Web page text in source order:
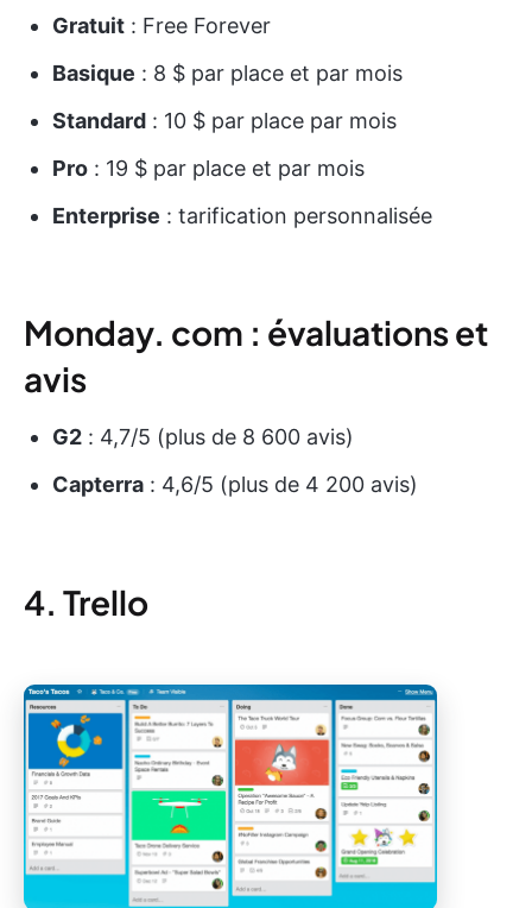
Gratuit : Free Forever
Basique : 8 $ par place et par mois
Standard : 10 $ par place par mois
Pro : 19 $ par place et par mois
Enterprise : tarification personnalisée
Monday. com : évaluations et
avis
G2 : 4,7/5 (plus de 8 600 avis)
Capterra : 4,6/5 (plus de 4 200 avis)
4. Trello